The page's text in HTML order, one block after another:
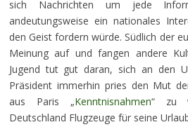
sich Nachrichten um jede
andeutungsweise ein nationales
den Geist fordern würde. Südlich der
Meinung auf und fangen andere
Jugend tut gut daran, sich an den
Präsident immerhin pries den Mut
aus Paris „Kenntnisnahmen“ zu
Deutschland Flugzeuge für seine